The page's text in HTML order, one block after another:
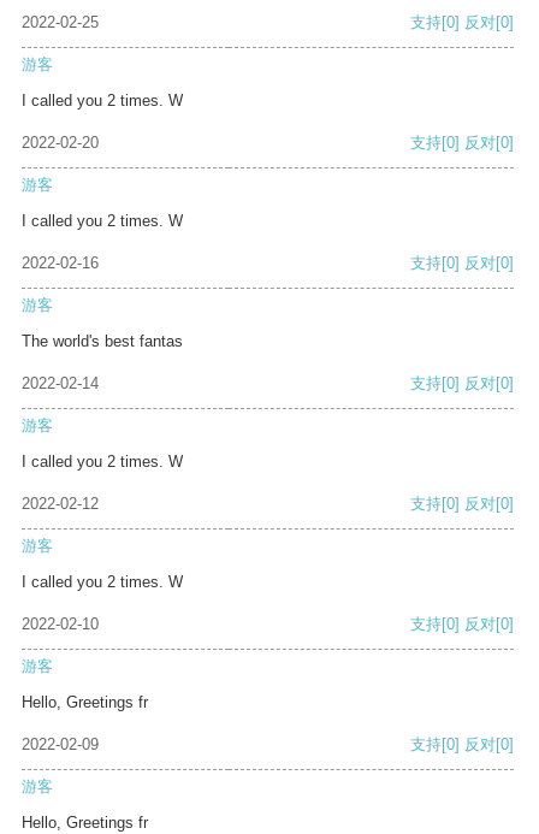
2022-02-25 支持[0] 反对[0]
游客
I called you 2 times. W
2022-02-20 支持[0] 反对[0]
游客
I called you 2 times. W
2022-02-16 支持[0] 反对[0]
游客
The world's best fantas
2022-02-14 支持[0] 反对[0]
游客
I called you 2 times. W
2022-02-12 支持[0] 反对[0]
游客
I called you 2 times. W
2022-02-10 支持[0] 反对[0]
游客
Hello, Greetings fr
2022-02-09 支持[0] 反对[0]
游客
Hello, Greetings fr